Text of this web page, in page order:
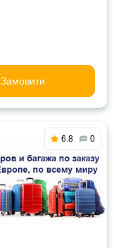
Замовити
6.8 0